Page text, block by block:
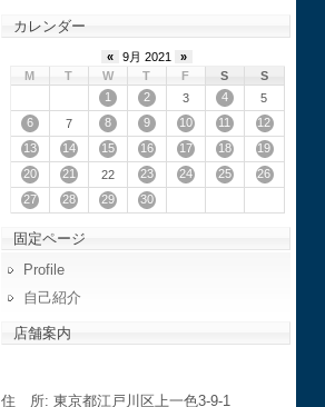
カレンダー
« 9月 2021
»
M
T W T F S
S
1
2 3 4
5
6
7 8 9 10 11
12
13
14 15 16 17 18
19
20
21 22 23 24 25
26
27
28 29 30
固定ページ
Profile
自己紹介
店舗案内
住 所: 東京都江戸川区上一色3-9-1